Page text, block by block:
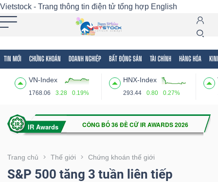
Vietstock - Trang thông tin điện tử tổng hợp English
TIN MỚI CHỨNG KHOÁN DOANH NGHIỆP BẤT ĐỘNG SẢN TÀI CHÍNH HÀNG HÓA
VN-Index
1768.06 3.28 0.19%
HNX-Index
293.44 0.80 0.27%
Trang chủ Thế giới Chứng khoán thế giới
S&P 500 tăng 3 tuần liên tiếp
Tất cả Tính năng Ngành Mã chứng khoán
Tính
(-)
VIETSTOCK